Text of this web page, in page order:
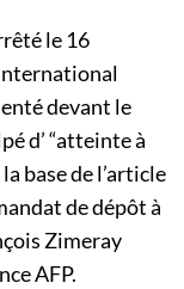
le 16
devant le
d’ “atteinte à
base de l’article
de dépôt à
Zimeray
AFP.